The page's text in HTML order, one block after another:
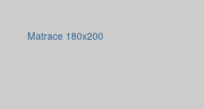
Matrace 180x200